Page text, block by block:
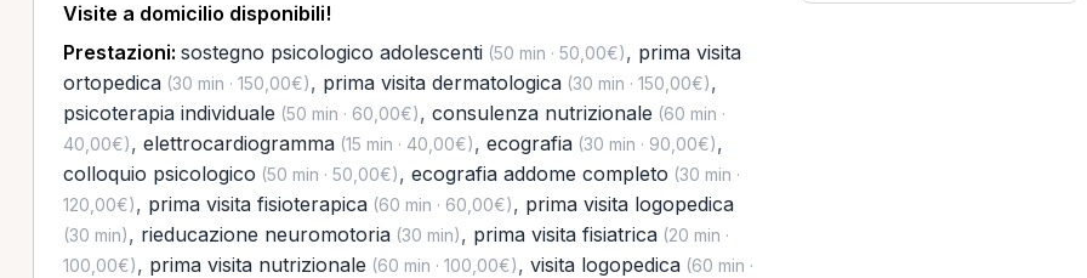
Visite a domicilio disponibili!
Prestazioni: sostegno psicologico adolescenti(50 min · 50,00€), prima visita
ortopedica(30 min · 150,00€), prima visita dermatologica(30 min · 150,00€),
psicoterapia individuale (50 min · 60,00€), consulenza nutrizionale (60 min ·
40,00€), elettrocardiogramma(15 min · 40,00€), ecografia(30 min · 90,00€),
colloquio psicologico (50 min · 50,00€), ecografia addome completo (30 min ·
120,00€), prima visita fisioterapica(60 min · 60,00€), prima visita logopedica
(30 min), rieducazione neuromotoria(30 min), prima visita fisiatrica(20 min ·
100,00€), prima visita nutrizionale (60 min · 100,00€), visita logopedica(60 min ·